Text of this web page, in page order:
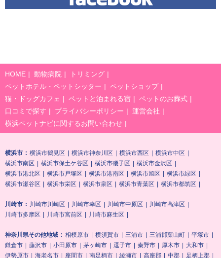
HOME 動物病院
トリミング
ペットホテル・ペットシッター
ペットショップ
猫・ドッグカフェ
ペットと泊まれる宿
ペットのお葬式
口コミで探す
プライバシーポリシー
運営会社
横浜ペットナビに関するお問い合わせ
横浜市 横浜市鶴見区 横浜市神奈川区 横浜市西区
横浜市中区
横浜市南区
横浜市保土ケ谷区 横浜市磯子区
横浜市金沢区
横浜市港北区
横浜市戸塚区 横浜市港南区 横浜市旭区
横浜市緑区
横浜市瀬谷区
横浜市栄区 横浜市泉区 横浜市青葉区 横浜市都筑区
川崎市 川崎市川崎区 川崎市幸区 川崎市中原区
川崎市高津区
川崎市多摩区
川崎市宮前区 川崎市麻生区
神奈川県その他地域 相模原市 横須賀市 三浦市 三浦郡葉山町
平塚市
鎌倉市
藤沢市 小田原市 茅ヶ崎市 逗子市 秦野市 厚木市
大和市
伊勢原市
海老名市 座間市 南足柄市 綾瀬市 高座郡 中郡 足柄上郡